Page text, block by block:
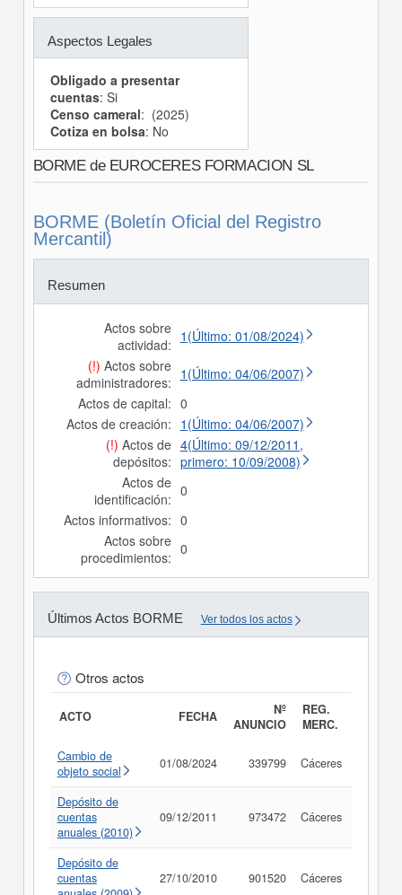
Aspectos Legales
Obligado a presentar
cuentas: Si
Censo cameral: (2025)
Cotiza en bolsa: No
BORME de EUROCERES FORMACION SL
BORME (Boletín Oficial del Registro
Mercantil)
Resumen
Actos sobre
actividad: 1(Último: 01/08/2024)
(!) Actos sobre
administradores: 1(Último: 04/06/2007)
Actos de capital: 0
Actos de creación: 1(Último: 04/06/2007)
(!) Actos de
depósitos:
4(Último: 09/12/2011,
primero: 10/09/2008)
Actos de
identificación: 0
Actos informativos: 0
Actos sobre
procedimientos: 0
Últimos Actos BORME Ver todos los actos
Otros actos
ACTO FECHA
Nº
ANUNCIO
REG.
MERC.
Cambio de
objeto social
01/08/2024 339799 Cáceres
Depósito de
cuentas
anuales (2010)
09/12/2011 973472 Cáceres
Depósito de
cuentas
27/10/2010 901520 Cáceres